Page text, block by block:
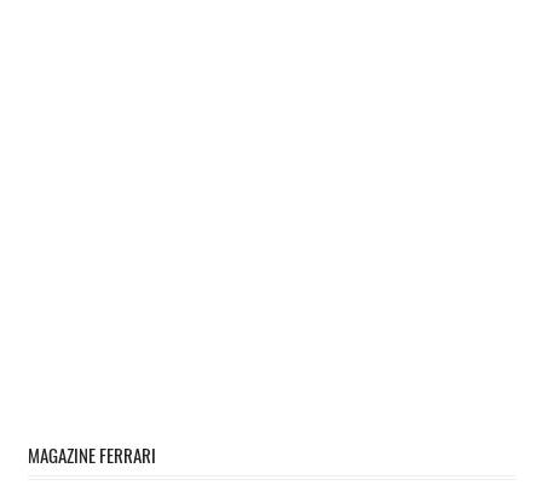
MAGAZINE FERRARI